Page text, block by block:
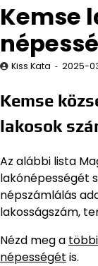
Kemse
Kiss Kata 2025-
Kemse
lakosok
Az alábbi lista
lakónépességét
népszámlálás
lakosságszám,
Nézd meg a
népességét is.